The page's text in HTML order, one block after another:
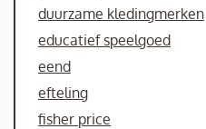
duurzame kledingmerken
educatief speelgoed
eend
efteling
fisher price